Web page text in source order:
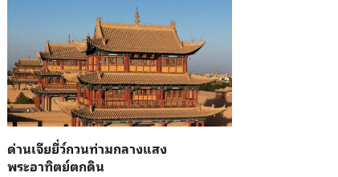
ด่านเจียยี่ว์กวนท่ามกลางแสง
พระอาทิตย์ตกดิน